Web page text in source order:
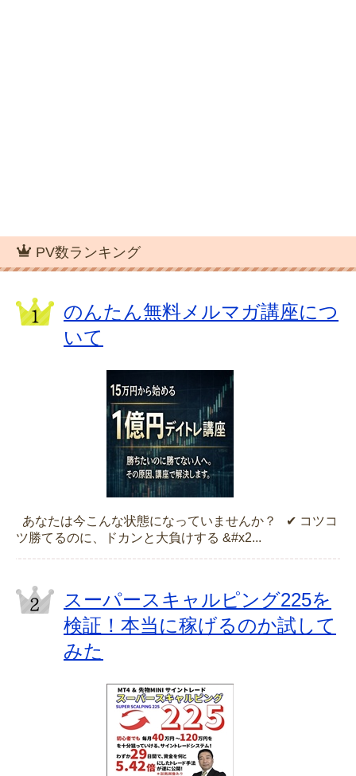
PV数ランキング
のんたん無料メルマガ講座につ
いて
あなたは今こんな状態になっていませんか？ ✔ コツコ
ツ勝てるのに、ドカンと大負けする &#x2...
スーパースキャルピング225を
検証！本当に稼げるのか試して
みた